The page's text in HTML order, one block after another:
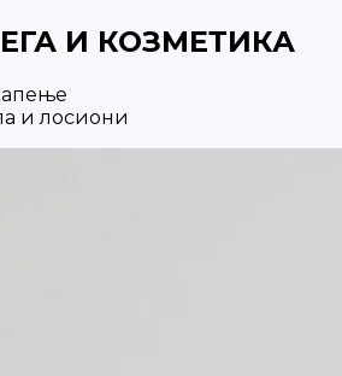
И КОЗМЕТИКА
и лосиони